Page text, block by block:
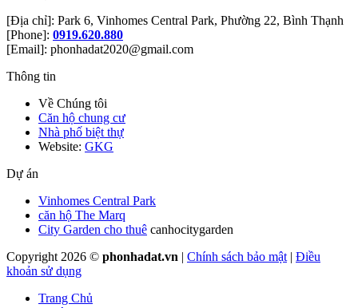
[Địa chỉ]: Park 6, Vinhomes Central Park, Phường 22, Bình Thạnh
[Phone]: 0919.620.880
[Email]: phonhadat2020@gmail.com
Thông tin
Về Chúng tôi
Căn hộ chung cư
Nhà phố biệt thự
Website: GKG
Dự án
Vinhomes Central Park
căn hộ The Marq
City Garden cho thuê canhocitygarden
Copyright 2026 © phonhadat.vn | Chính sách bảo mật | Điều
khoản sử dụng
Trang Chủ